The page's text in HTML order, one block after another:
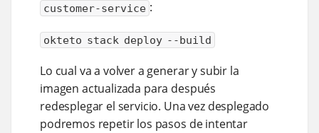
customer-service :
okteto stack deploy --build
Lo cual va a volver a generar y subir la
imagen actualizada para después
redesplegar el servicio. Una vez desplegado
podremos repetir los pasos de intentar